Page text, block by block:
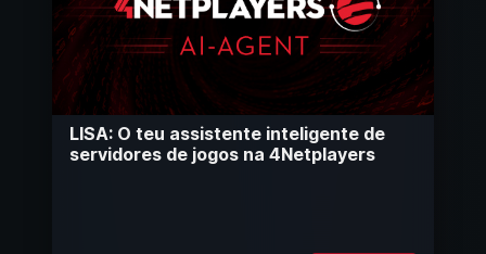
LISA: O teu assistente inteligente de
servidores de jogos na 4Netplayers